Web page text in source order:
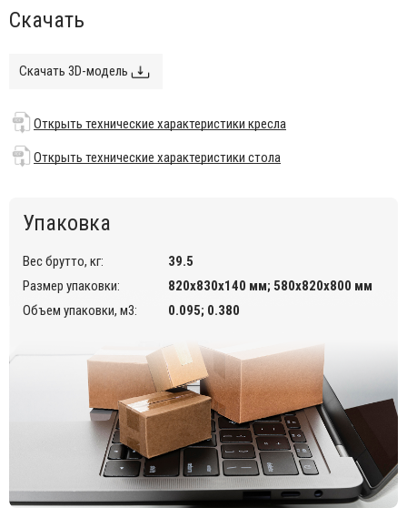
даже несмотря на активную эксплуатацию. Мебель
Кресло пластиковое
Открыть технические характеристики кресла
Стол пластиковый, размер: 800х800х740 мм - 1 шт.
незначительные дефекты, это обусловлено технологией
Скачать
Скачать 3D-модель
Открыть технические характеристики кресла
Открыть технические характеристики стола
Упаковка
Вес брутто, кг:
39.5
Размер упаковки:
820х830х140 мм; 580х820х800 мм
Объем упаковки, м3:
0.095; 0.380